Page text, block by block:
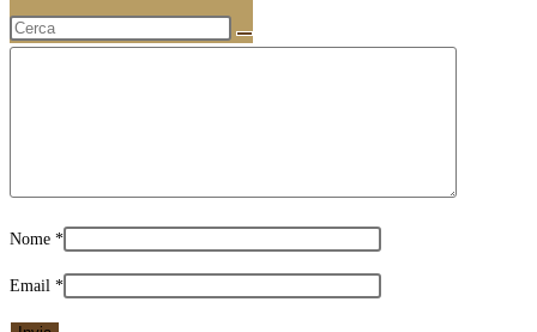
La tua recensione
Nome *
Email *